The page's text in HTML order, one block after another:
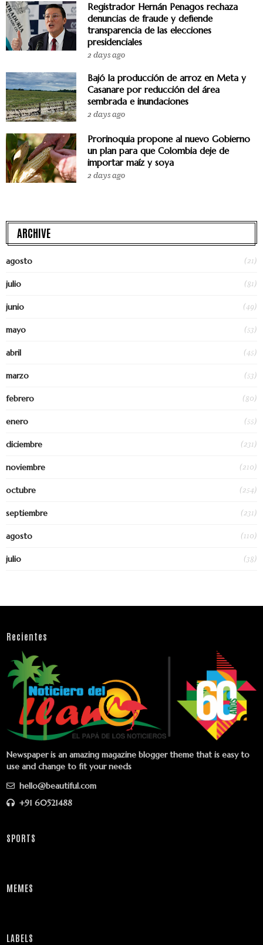
Registrador Hernán Penagos rechaza
denuncias de fraude y defiende
transparencia de las elecciones
presidenciales
2 days ago
Bajó la producción de arroz en Meta y
Casanare por reducción del área
sembrada e inundaciones
2 days ago
Prorinoquia propone al nuevo Gobierno
un plan para que Colombia deje de
importar maíz y soya
2 days ago
ARCHIVE
agosto (21)
julio (81)
junio (49)
mayo (53)
abril (45)
marzo (53)
febrero (80)
enero (55)
diciembre (231)
noviembre (210)
octubre (254)
septiembre (231)
agosto (110)
julio (38)
Recientes
Newspaper is an amazing magazine blogger theme that is easy to
use and change to fit your needs
hello@beautiful.com
+91 60521488
SPORTS
MEMES
LABELS